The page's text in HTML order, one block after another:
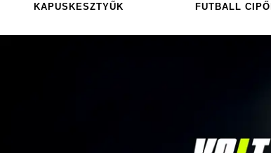
KAPUSKESZTYŰK FUTBALL